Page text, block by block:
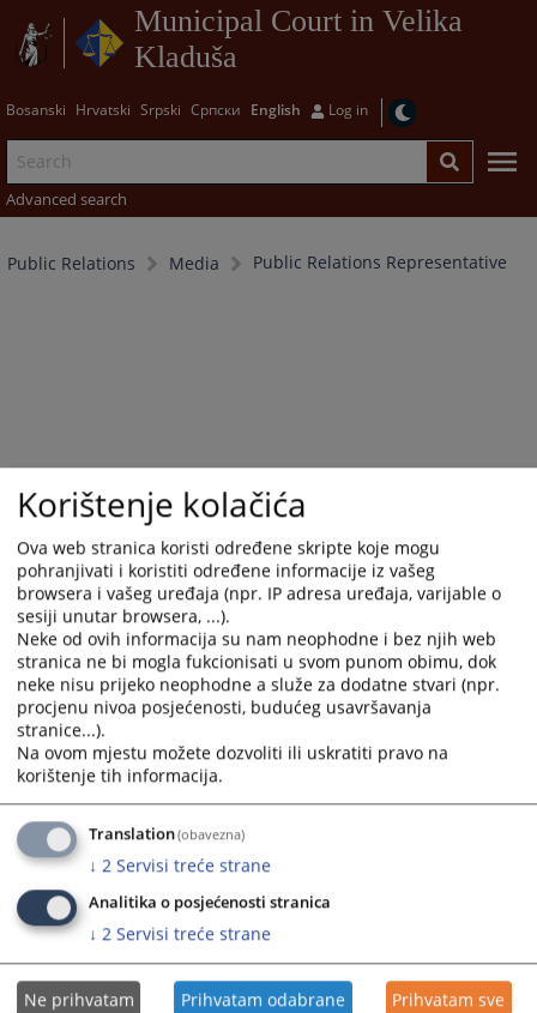
Municipal Court in Velika
Kladuša
Bosanski Hrvatski Srpski Српски English Log in
Advanced search
Public Relations Media Public Relations Representative
Trenutno nema vijesti
Korištenje kolačića
Ova web stranica koristi određene skripte koje mogu
pohranjivati i koristiti određene informacije iz vašeg
browsera i vašeg uređaja (npr. IP adresa uređaja, varijable o
sesiji unutar browsera, ...).
Neke od ovih informacija su nam neophodne i bez njih web
stranica ne bi mogla fukcionisati u svom punom obimu, dok
neke nisu prijeko neophodne a služe za dodatne stvari (npr.
procjenu nivoa posjećenosti, budućeg usavršavanja
stranice...).
Na ovom mjestu možete dozvoliti ili uskratiti pravo na
korištenje tih informacija.
Translation(obavezna)
↓ 2 Servisi treće strane
Analitika o posjećenosti stranica
↓ 2 Servisi treće strane
Ne prihvatam Prihvatam odabrane Prihvatam sve